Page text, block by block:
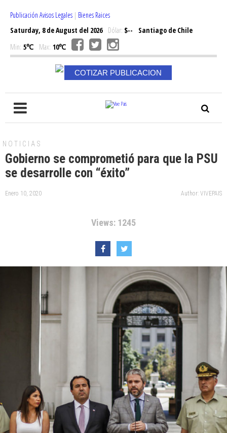
Publicación Avisos Legales | Bienes Raices
Saturday, 8 de August del 2026Dólar: $--
Santiago de Chile
Min: 5℃ Max: 10℃
COTIZAR PUBLICACION
NOTICIAS
Gobierno se comprometió para que la PSU
se desarrolle con “éxito”
Enero 10, 2020 Author: VIVEPAIS
Views: 1245